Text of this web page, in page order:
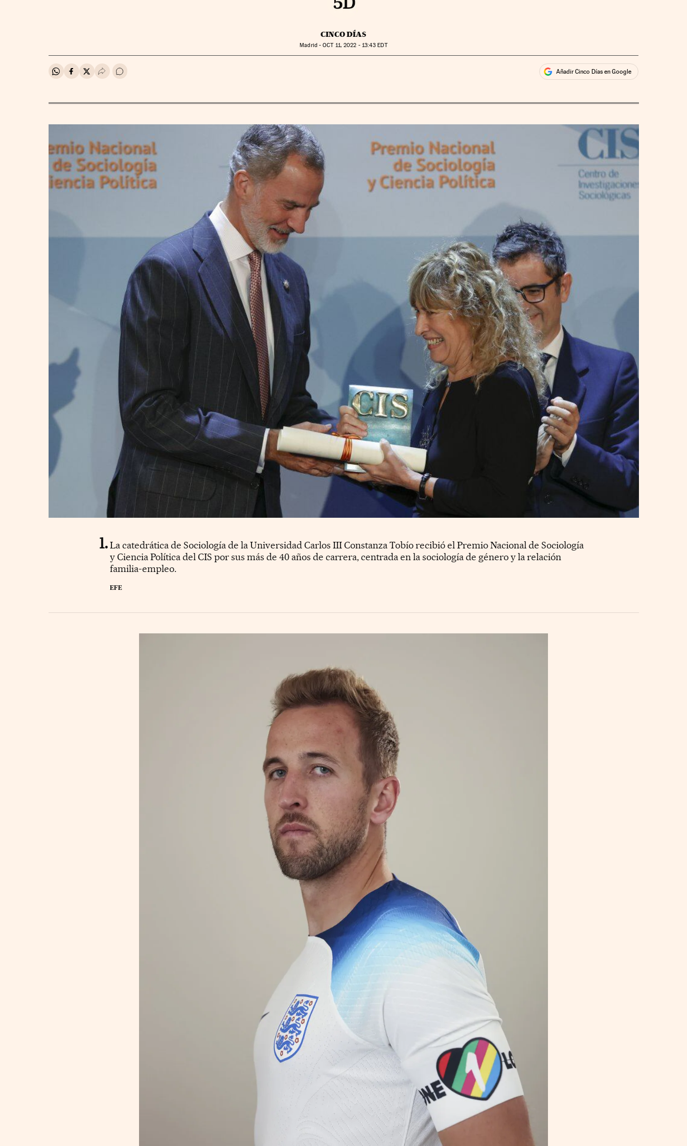
CINCO DÍAS
Madrid -OCT11, 2022 - 13:43 EDT
Compartir en Whatsapp
Compartir en Facebook
Compartir en Twitter
Desplegar Redes Sociales
Ir a los comentarios Añadir Cinco Días en Google
La catedrática de Sociología de la Universidad Carlos III Constanza Tobío recibió el Premio Nacional de Sociología
y Ciencia Política del CIS por sus más de 40 años de carrera, centrada en la sociología de género y la relación
familia-empleo.
EFE